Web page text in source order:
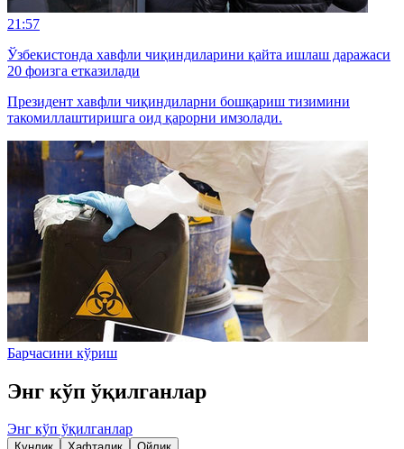
21:57
Ўзбекистонда хавфли чиқиндиларини қайта ишлаш даражаси
20 фоизга етказилади
Президент хавфли чиқиндиларни бошқариш тизимини
такомиллаштиришга оид қарорни имзолади.
Барчасини кўриш
Энг кўп ўқилганлар
Энг кўп ўқилганлар